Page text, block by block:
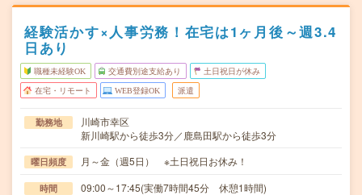
経験活かす×人事労務！在宅は1ヶ月後～週3.4
日あり
職種未経験OK 交通費別途支給あり 土日祝日が休み
在宅・リモート WEB登録OK 派遣
勤務地
川崎市幸区
新川崎駅から徒歩3分／鹿島田駅から徒歩3分
曜日頻度 月～金（週5日） ※土日祝日お休み！
時間 09:00～17:45(実働7時間45分 休憩1時間)